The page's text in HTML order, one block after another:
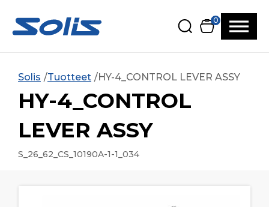
0
Solis Tuotteet HY-4_CONTROL LEVER ASSY
HY-4_CONTROL
LEVER ASSY
S_26_62_CS_10190A-1-1_034